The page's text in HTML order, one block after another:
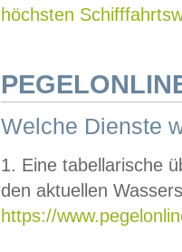
höchsten
Welche Dienste
1. Eine tabellarische
den aktuellen
https://